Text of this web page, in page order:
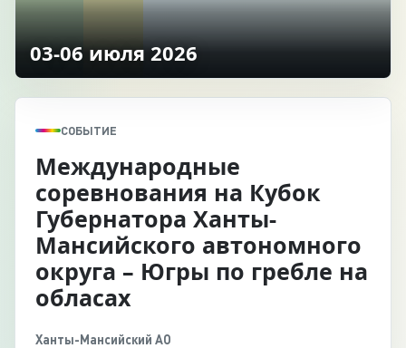
03-06 июля 2026
СОБЫТИЕ
Международные
соревнования на Кубок
Губернатора Ханты-
Мансийского автономного
округа – Югры по гребле на
обласах
Ханты-Мансийский АО